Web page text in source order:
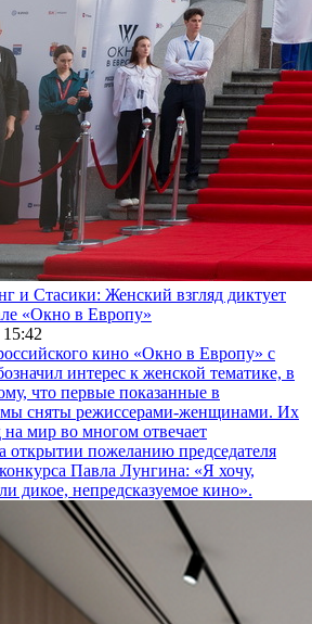
и Стасики: Женский взгляд диктует
«Окно в Европу»
15:42
кино «Окно в Европу» с
интерес к женской тематике, в
что первые показанные в
сняты режиссерами-женщинами. Их
на мир во многом отвечает
открытии пожеланию председателя
Павла Лунгина: «Я хочу,
дикое, непредсказуемое кино».